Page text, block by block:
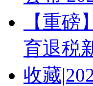
【重
育退税
收藏